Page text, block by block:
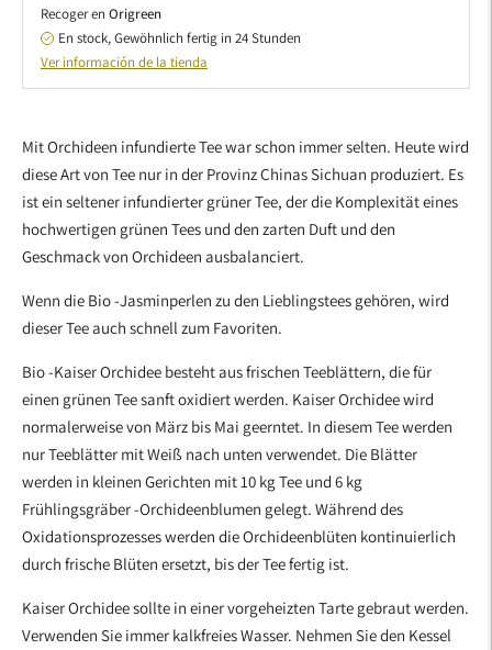
Recoger en Origreen
En stock, Gewöhnlich fertig in 24 Stunden
Ver información de la tienda
den
Warenkorb
legen
Mit Orchideen infundierte Tee war schon immer selten. Heute wird
diese Art von Tee nur in der Provinz Chinas Sichuan produziert. Es
ist ein seltener infundierter grüner Tee, der die Komplexität eines
hochwertigen grünen Tees und den zarten Duft und den
Geschmack von Orchideen ausbalanciert.
Wenn die Bio -Jasminperlen zu den Lieblingstees gehören, wird
dieser Tee auch schnell zum Favoriten.
Bio -Kaiser Orchidee besteht aus frischen Teeblättern, die für
einen grünen Tee sanft oxidiert werden. Kaiser Orchidee wird
normalerweise von März bis Mai geerntet. In diesem Tee werden
nur Teeblätter mit Weiß nach unten verwendet. Die Blätter
werden in kleinen Gerichten mit 10 kg Tee und 6 kg
Frühlingsgräber -Orchideenblumen gelegt. Während des
Oxidationsprozesses werden die Orchideenblüten kontinuierlich
durch frische Blüten ersetzt, bis der Tee fertig ist.
Kaiser Orchidee sollte in einer vorgeheizten Tarte gebraut werden.
Verwenden Sie immer kalkfreies Wasser. Nehmen Sie den Kessel